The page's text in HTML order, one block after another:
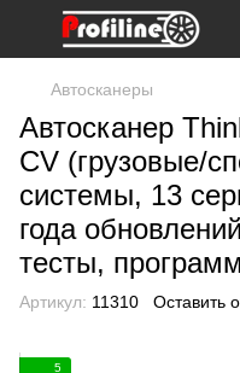
Автосканеры
Автосканер
CV (грузовые/
системы, 13
года
тесты,
Артикул: 11310 Оставить
5